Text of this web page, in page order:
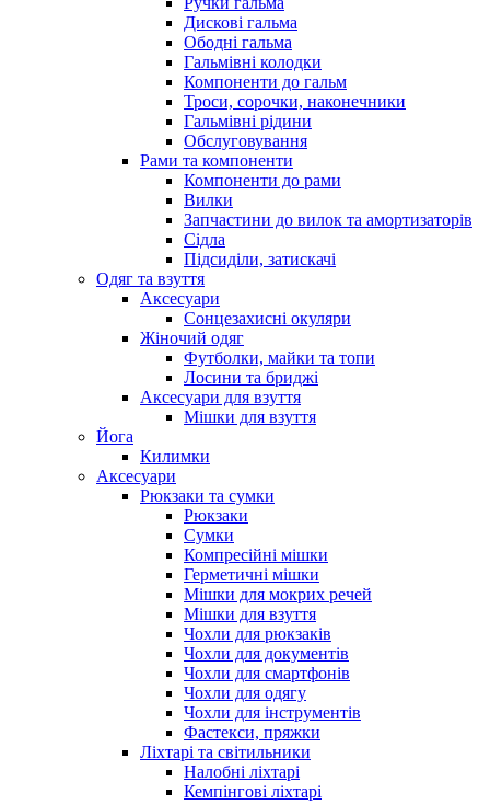
Дискові гальма
Ободні гальма
Гальмівні колодки
Компоненти до гальм
Троси, сорочки, наконечники
Гальмівні рідини
Обслуговування
Рами та компоненти
Компоненти до рами
Вилки
Запчастини до вилок та амортизаторів
Сідла
Підсиділи, затискачі
Одяг та взуття
Аксесуари
Сонцезахисні окуляри
Жіночий одяг
Футболки, майки та топи
Лосини та бриджі
Аксесуари для взуття
Мішки для взуття
Йога
Килимки
Аксесуари
Рюкзаки та сумки
Рюкзаки
Сумки
Компресійні мішки
Герметичні мішки
Мішки для мокрих речей
Мішки для взуття
Чохли для рюкзаків
Чохли для документів
Чохли для смартфонів
Чохли для одягу
Чохли для інструментів
Фастекси, пряжки
Ліхтарі та світильники
Налобні ліхтарі
Кемпінгові ліхтарі